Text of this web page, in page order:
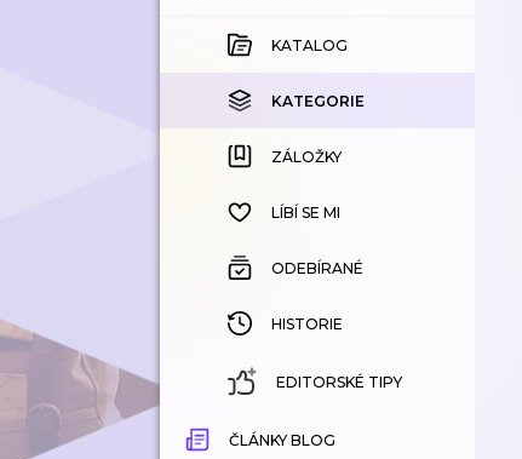
KOUPENÉ
KATEGORIE
ZÁLOŽKY
HISTORIE
KATALOG
KATEGORIE
ZÁLOŽKY
LÍBÍ SE MI
ODEBÍRANÉ
HISTORIE
EDITORSKÉ TIPY
ČLÁNKY BLOG